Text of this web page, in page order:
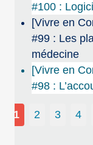
#100 :
[Vivre en
#99 : Les
médecine
[Vivre en
#98 :
1 2 3 4